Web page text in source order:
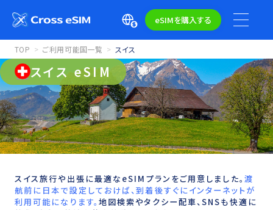
eSIMを購入する
TOP ご利用可能国一覧 スイス
スイス eSIM
スイス旅行や出張に最適なeSIMプランをご用意しました。 渡
航前に日本で設定しておけば、到着後すぐにインターネットが
利用可能になります。 地図検索やタクシー配車、SNSも快適に